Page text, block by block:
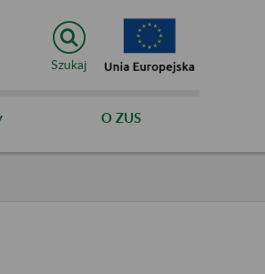
Szukaj
O ZUS